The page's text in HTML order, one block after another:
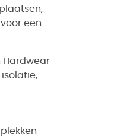
een
Hardwear